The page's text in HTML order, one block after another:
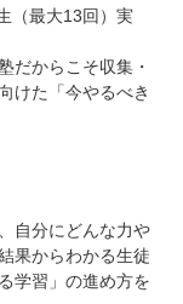
（最大13回）実
だからこそ収集・
けた「今やるべき
自分にどんな力や
果からわかる生徒
学習」の進め方を